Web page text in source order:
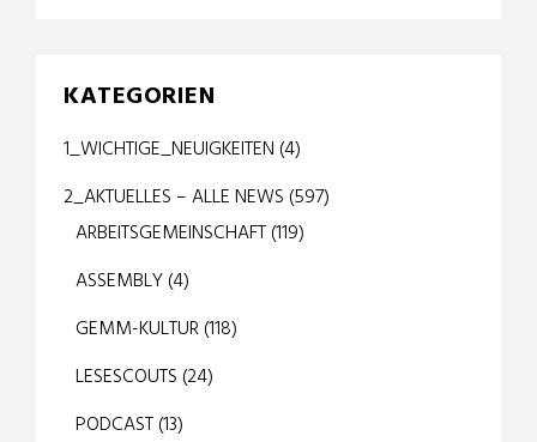
KATEGORIEN
1_WICHTIGE_NEUIGKEITEN (4)
2_AKTUELLES – ALLE NEWS (597)
ARBEITSGEMEINSCHAFT(119)
ASSEMBLY(4)
GEMM-KULTUR(118)
LESESCOUTS (24)
PODCAST(13)